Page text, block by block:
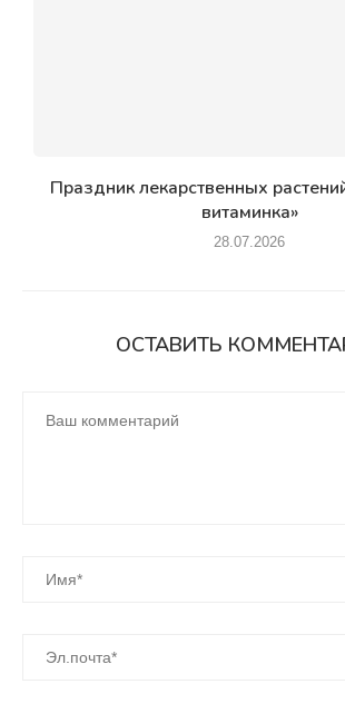
Праздник лекарственных
витаминка»
28.07.2026
ОСТАВИТЬ